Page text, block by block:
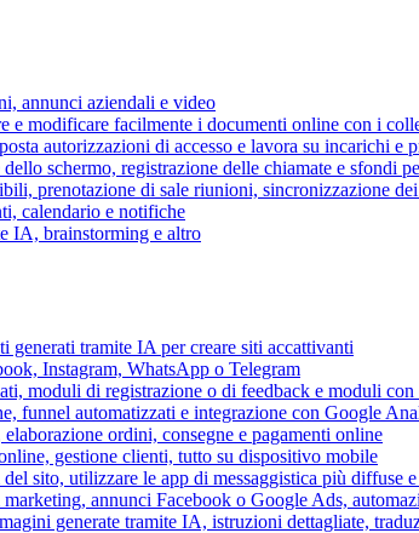
annunci aziendali e video
e modificare facilmente i documenti online con i
autorizzazioni di accesso e lavora su incarichi e
schermo, registrazione delle chiamate e sfondi
prenotazione di sale riunioni, sincronizzazione
calendario e notifiche
IA, brainstorming e altro
tramite IA per creare siti accattivanti
Instagram, WhatsApp o Telegram
moduli di registrazione o di feedback e moduli
funnel automatizzati e integrazione con Google
ordini, consegne e pagamenti online
gestione clienti, tutto su dispositivo mobile
sito, utilizzare le app di messaggistica più diffuse
annunci Facebook o Google Ads,
generate tramite IA, istruzioni dettagliate,